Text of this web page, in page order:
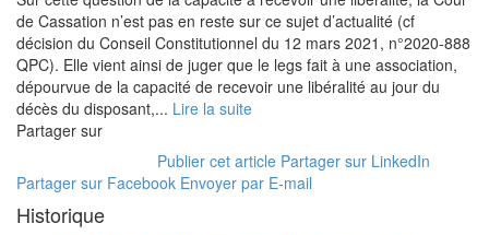
de Cassation n’est pas en reste sur ce sujet d’actualité (cf
décision du Conseil Constitutionnel du 12 mars 2021, n°2020-888
QPC). Elle vient ainsi de juger que le legs fait à une association,
dépourvue de la capacité de recevoir une libéralité au jour du
décès du disposant,... Lire la suite
Partager sur
Publier cet article Partager sur LinkedIn
Partager sur Facebook Envoyer par E-mail
Historique